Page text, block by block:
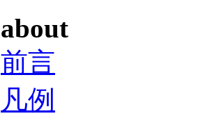
about
前言
凡例